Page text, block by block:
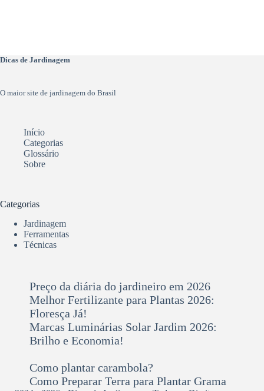
Dicas de Jardinagem
O maior site de jardinagem do Brasil
Início
Categorias
Glossário
Sobre
Categorias
Jardinagem
Ferramentas
Técnicas
Preço da diária do jardineiro em 2026
Melhor Fertilizante para Plantas 2026:
Floresça Já!
Marcas Luminárias Solar Jardim 2026:
Brilho e Economia!
Como plantar carambola?
Como Preparar Terra para Plantar Grama